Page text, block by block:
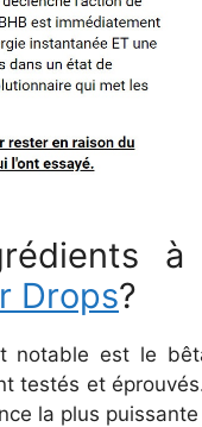
à
Drops?
notable est le
testés et
la plus